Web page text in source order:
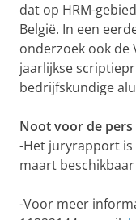
dat op HRM-
België. In een
onderzoek ook de
jaarlijkse
bedrijfskundige
Noot voor de pers
-Het juryrapport
maart beschikbaar
-Voor meer